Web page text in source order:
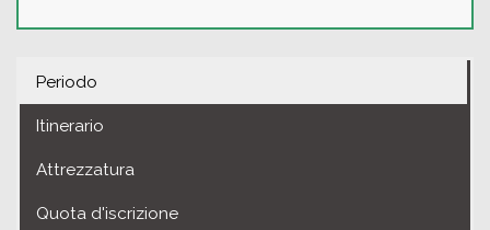
Periodo
Itinerario
Attrezzatura
Quota d'iscrizione